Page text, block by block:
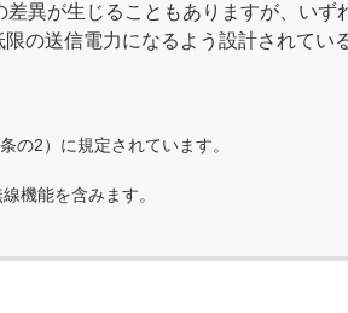
異が生じることもありますが、いず
の送信電力になるよう設計されてい
の2）に規定されています。
機能を含みます。